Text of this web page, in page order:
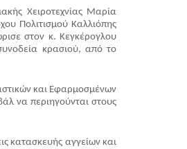
Χειροτεχνίας Μαρία
Πολιτισμού Καλλιόπης
στον κ. Κεγκέρογλου
κρασιού, από το
και Εφαρμοσμένων
να περιηγούνται στους
κατασκευής αγγείων και